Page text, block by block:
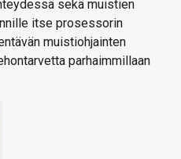
sekä muistien
itse prosessorin
muistiohjainten
parhaimmillaan